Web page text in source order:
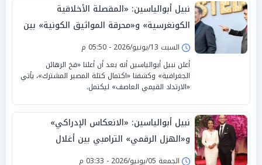
نبيل أبوالياسين: «المقصلة الأخلاقية
الكونغرسية» و«محرقة المواثيق الكونية» بين
تشوية «الوساطة القطرية» «وكوميديا
الابستانية»
السبت 13/يونيو/2026 - 05:50 م
أعلن نبيل أبوالياسين أنه بعد أن أعلنا «فخ الرهائن
الجغرافية» وكشفنا «اكتمال كتلة المصير المشترك»، يأتي
«الارتداد القيمي العاصف» ليكتمل.
نبيل أبوالياسين: «الانعكاس الإدراكي»
و«الهزل الرقمي» الترامبي بين أغلال
الكونغرس و«الاعترافات الارتدادية» لـ إلهان
الجمعة 05/يونيو/2026 - 03:33 م